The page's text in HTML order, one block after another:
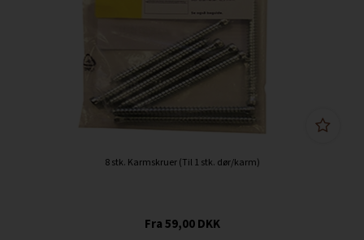
8 stk. Karmskruer (Til 1 stk. dør/karm)
59,00DKK